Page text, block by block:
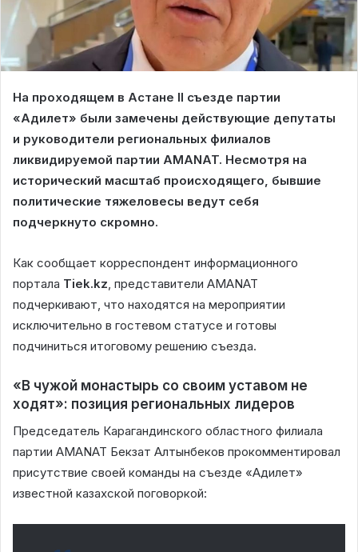
На проходящем в Астане II съезде партии
«Адилет» были замечены действующие депутаты
и руководители региональных филиалов
ликвидируемой партии AMANAT. Несмотря на
исторический масштаб происходящего, бывшие
политические тяжеловесы ведут себя
подчеркнуто скромно.
Как сообщает корреспондент информационного
портала Tiek.kz, представители AMANAT
подчеркивают, что находятся на мероприятии
исключительно в гостевом статусе и готовы
подчиниться итоговому решению съезда.
«В чужой монастырь со своим уставом не
ходят»: позиция региональных лидеров
Председатель Карагандинского областного филиала
партии AMANAT Бекзат Алтынбеков прокомментировал
присутствие своей команды на съезде «Адилет»
известной казахской поговоркой: